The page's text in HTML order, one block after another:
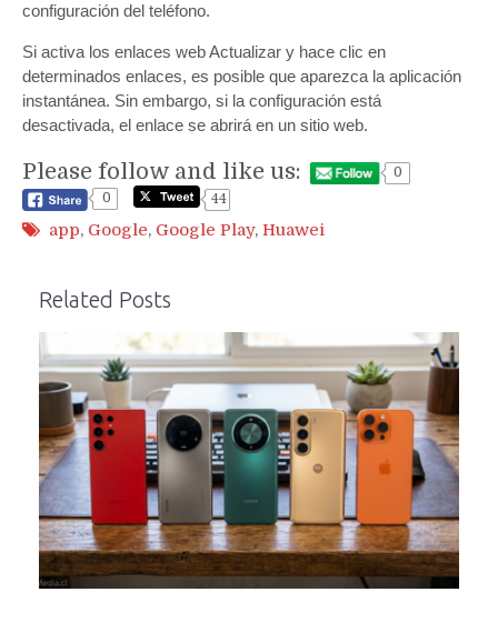
configuración del teléfono.
Si activa los enlaces web Actualizar y hace clic en
determinados enlaces, es posible que aparezca la aplicación
instantánea. Sin embargo, si la configuración está
desactivada, el enlace se abrirá en un sitio web.
Please follow and like us:
0
0
44
app, Google, Google Play, Huawei
Related Posts